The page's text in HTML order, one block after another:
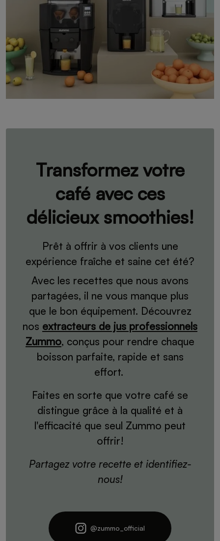
Transformez votre
café avec ces
délicieux smoothies!
Prêt à offrir à vos clients une
expérience fraîche et saine cet été?
Avec les recettes que nous avons
partagées, il ne vous manque plus
que le bon équipement. Découvrez
nos extracteurs de jus professionnels
Zummo, conçus pour rendre chaque
boisson parfaite, rapide et sans
effort.
Faites en sorte que votre café se
distingue grâce à la qualité et à
l'efficacité que seul Zummo peut
offrir!
Partagez votre recette et identifiez-
nous!
@zummo_official